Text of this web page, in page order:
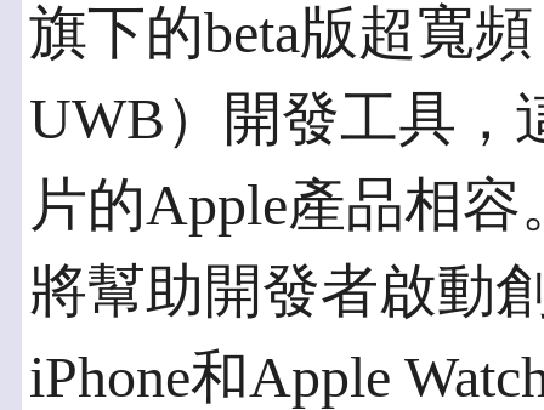
旗下的beta版超寬
UWB）開發工具，
片的Apple產品相
將幫助開發者啟動
iPhone和Apple